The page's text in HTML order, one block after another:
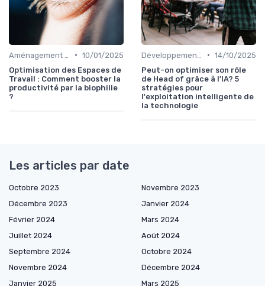
• 10/01/2025
Optimisation des Espaces de
Travail : Comment booster la
productivité par la biophilie
?
• 14/10/2025
Peut-on optimiser son rôle
de Head of grâce à l'IA? 5
stratégies pour
l'exploitation intelligente de
la technologie
Les articles par date
Octobre 2023
Novembre 2023
Décembre 2023
Janvier 2024
Février 2024
Mars 2024
Juillet 2024
Août 2024
Septembre 2024
Octobre 2024
Novembre 2024
Décembre 2024
Janvier 2025
Mars 2025